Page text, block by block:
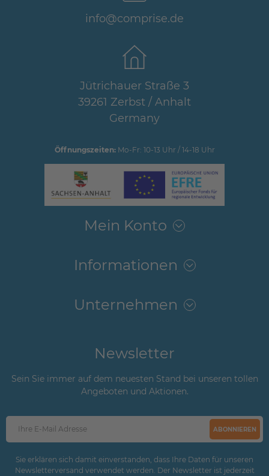
info@comprise.de
Jütrichauer Straße 3
39261 Zerbst / Anhalt
Germany
Öffnungszeiten:Mo-Fr: 10-13 Uhr / 14-18 Uhr
Mein Konto
Informationen
Unternehmen
Newsletter
Sein Sie immer auf dem neuesten Stand bei unseren tollen
Angeboten und Aktionen.
ABONNIEREN
Sie erklären sich damit einverstanden, dass Ihre Daten für unseren
Newsletterversand verwendet werden. Der Newsletter ist jederzeit